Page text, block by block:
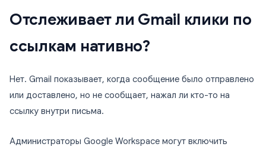
Отслеживает ли Gmail клики по
ссылкам нативно?
Нет. Gmail показывает, когда сообщение было отправлено
или доставлено, но не сообщает, нажал ли кто-то на
ссылку внутри письма.
Администраторы Google Workspace могут включить